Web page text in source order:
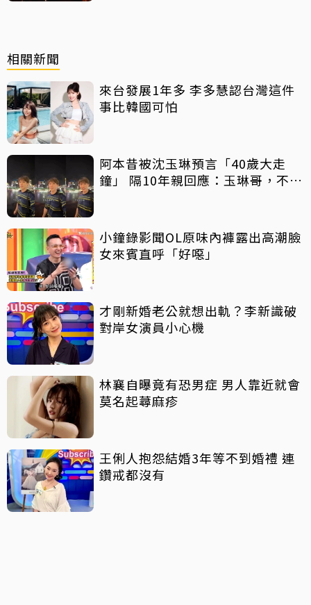
相關新聞
來台發展1年多 李多慧認台灣這件
事比韓國可怕
阿本昔被沈玉琳預言「40歲大走
鐘」 隔10年親回應：玉琳哥，不好
小鐘錄影聞OL原味內褲露出高潮臉
女來賓直呼「好噁」
才剛新婚老公就想出軌？李新識破
對岸女演員小心機
林襄自曝竟有恐男症 男人靠近就會
莫名起蕁麻疹
王俐人抱怨結婚3年等不到婚禮 連
鑽戒都沒有